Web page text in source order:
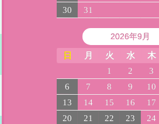
30
31
2026年9月
日 月 火 水 木
1 2 3
6
7 8 9 10
13
14 15 16 17
20
21 22 23 24